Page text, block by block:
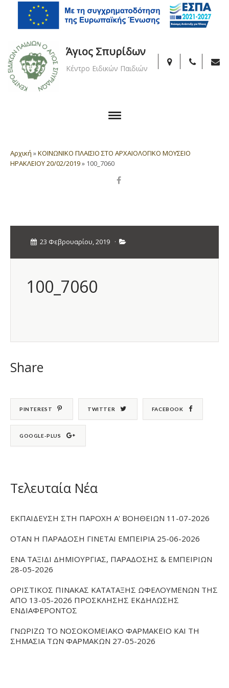
Άγιος Σπυρίδων
Κέντρο Ειδικών Παιδιών
Αρχική »ΚΟΙΝΩΝΙΚΟ ΠΛΑΙΣΙΟ ΣΤΟ ΑΡΧΑΙΟΛΟΓΙΚΟ ΜΟΥΣΕΙΟ
ΗΡΑΚΛΕΙΟΥ 20/02/2019» 100_7060
23 Φεβρουαρίου, 2019 ·
100_7060
Share
PINTEREST TWITTER FACEBOOK
GOOGLE-PLUS
Τελευταία Νέα
ΕΚΠΑΙΔΕΥΣΗ ΣΤΗ ΠΑΡΟΧΗ Α' ΒΟΗΘΕΙΩΝ 11-07-2026
ΟΤΑΝ Η ΠΑΡΑΔΟΣΗ ΓΙΝΕΤΑΙ ΕΜΠΕΙΡΙΑ 25-06-2026
ΕΝΑ ΤΑΞΙΔΙ ΔΗΜΙΟΥΡΓΙΑΣ, ΠΑΡΑΔΟΣΗΣ & ΕΜΠΕΙΡΙΩΝ
28-05-2026
ΟΡΙΣΤΙΚΟΣ ΠΙΝΑΚΑΣ ΚΑΤΑΤΑΞΗΣ ΩΦΕΛΟΥΜΕΝΩΝ ΤΗΣ
ΑΠΟ 13-05-2026 ΠΡΟΣΚΛΗΣΗΣ ΕΚΔΗΛΩΣΗΣ
ΕΝΔΙΑΦΕΡΟΝΤΟΣ
ΓΝΩΡΙΖΩ ΤΟ ΝΟΣΟΚΟΜΕΙΑΚΟ ΦΑΡΜΑΚΕΙΟ ΚΑΙ ΤΗ
ΣΗΜΑΣΙΑ ΤΩΝ ΦΑΡΜΑΚΩΝ 27-05-2026